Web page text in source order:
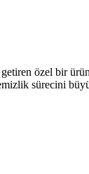
özel bir
sürecini